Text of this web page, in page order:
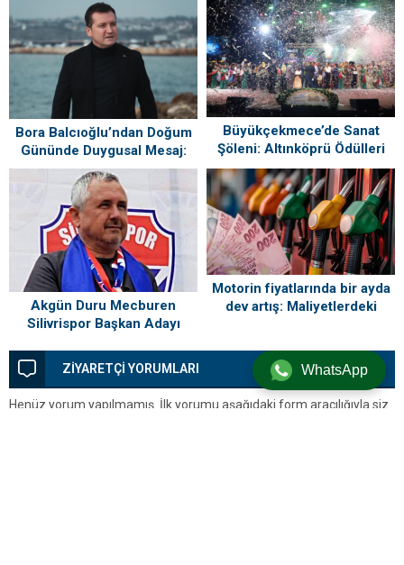
Bora Balcıoğlu’ndan Doğum
Gününde Duygusal Mesaj:
“Silivri’mi Çok Özlüyorum”
Büyükçekmece’de Sanat
Şöleni: Altınköprü Ödülleri
Sahiplerini Buldu!
Akgün Duru Mecburen
Silivrispor Başkan Adayı
Motorin fiyatlarında bir ayda
dev artış: Maliyetlerdeki
ZİYARETÇİ YORUMLARI
Henüz yorum yapılmamış. İlk yorumu aşağıdaki form aracılığıyla siz
WhatsApp